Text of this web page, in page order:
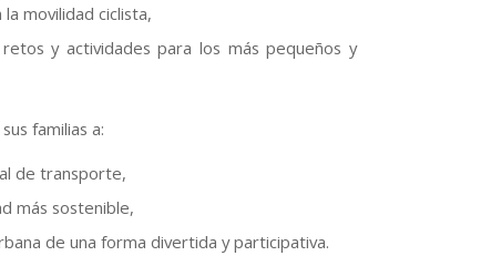
movilidad ciclista,
y actividades para los más pequeños y
familias a:
de transporte,
más sostenible,
de una forma divertida y participativa.